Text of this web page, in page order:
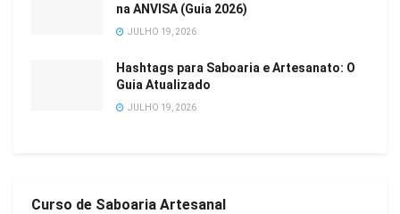
na ANVISA (Guia 2026)
JULHO 19, 2026
Hashtags para Saboaria e Artesanato: O
Guia Atualizado
JULHO 19, 2026
Curso de Saboaria Artesanal